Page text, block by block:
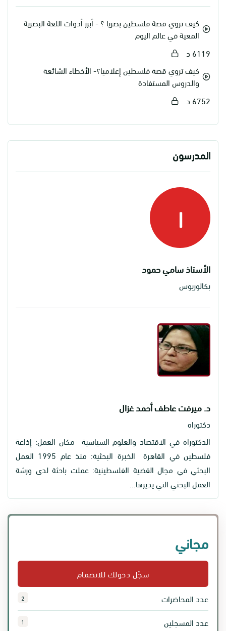
كيف تروي قصة فلسطين بصريا ؟ - أبرز أدوات اللغة البصرية
المعية في عالم اليوم
6119 د
كيف تروي قصة فلسطين إعلاميا؟- الأخطاء الشائعة
والدروس المستفادة
6752 د
المدرسون
ا
الأستاذ سامي حمود
بكالوريوس
د. ميرفت عاطف أحمد غزال
دكتوراه
الدكتوراه في الاقتصاد والعلوم السياسية مكان العمل: إذاعة
فلسطين في القاهرة الخبرة البحثية: منذ عام 1995 العمل
البحثي في مجال القضية الفلسطينية: عملت باحثة لدى ورشة
العمل البحثي التي يديرها...
مجاني
سجّل دخولك للانضمام
عدد المحاضرات
2
عدد المسجلين 1